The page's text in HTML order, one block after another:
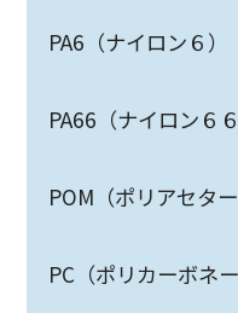
PA6（ナイロン６）
PA66（ナイロン６６
POM（ポリアセター
PC（ポリカーボネー